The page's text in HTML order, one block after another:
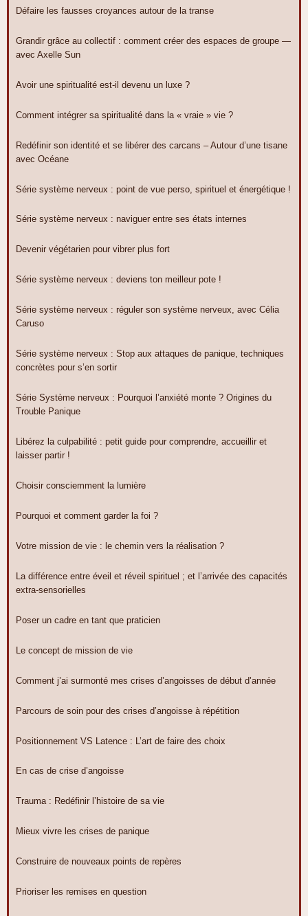
Défaire les fausses croyances autour de la transe
Grandir grâce au collectif : comment créer des espaces de groupe —
avec Axelle Sun
Avoir une spiritualité est-il devenu un luxe ?
Comment intégrer sa spiritualité dans la « vraie » vie ?
Redéfinir son identité et se libérer des carcans – Autour d’une tisane
avec Océane
Série système nerveux : point de vue perso, spirituel et énergétique !
Série système nerveux : naviguer entre ses états internes
Devenir végétarien pour vibrer plus fort
Série système nerveux : deviens ton meilleur pote !
Série système nerveux : réguler son système nerveux, avec Célia
Caruso
Série système nerveux : Stop aux attaques de panique, techniques
concrètes pour s’en sortir
Série Système nerveux : Pourquoi l’anxiété monte ? Origines du
Trouble Panique
Libérez la culpabilité : petit guide pour comprendre, accueillir et
laisser partir !
Choisir consciemment la lumière
Pourquoi et comment garder la foi ?
Votre mission de vie : le chemin vers la réalisation ?
La différence entre éveil et réveil spirituel ; et l’arrivée des capacités
extra-sensorielles
Poser un cadre en tant que praticien
Le concept de mission de vie
Comment j’ai surmonté mes crises d’angoisses de début d’année
Parcours de soin pour des crises d’angoisse à répétition
Positionnement VS Latence : L’art de faire des choix
En cas de crise d’angoisse
Trauma : Redéfinir l’histoire de sa vie
Mieux vivre les crises de panique
Construire de nouveaux points de repères
Prioriser les remises en question